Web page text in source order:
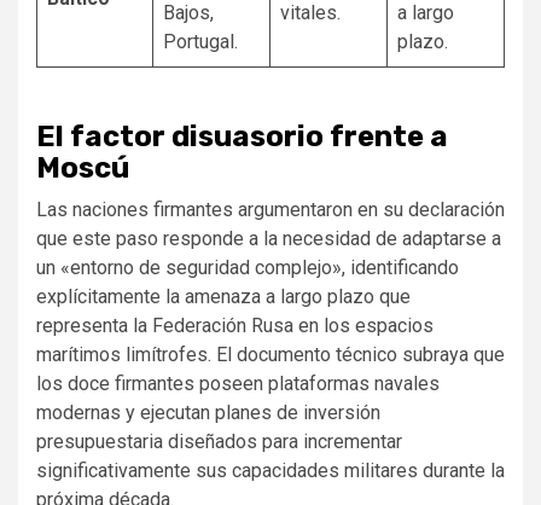
Bajos,
Portugal.
vitales.
a largo
plazo.
El factor disuasorio frente a
Moscú
Las naciones firmantes argumentaron en su declaración
que este paso responde a la necesidad de adaptarse a
un «entorno de seguridad complejo», identificando
explícitamente la amenaza a largo plazo que
representa la Federación Rusa en los espacios
marítimos limítrofes. El documento técnico subraya que
los doce firmantes poseen plataformas navales
modernas y ejecutan planes de inversión
presupuestaria diseñados para incrementar
significativamente sus capacidades militares durante la
próxima década.